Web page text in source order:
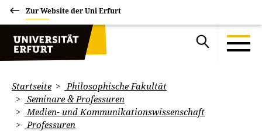
Zur Website der Uni Erfurt
Startseite
Philosophische Fakultät
Seminare & Professuren
Medien- und Kommunikationswissenschaft
Professuren